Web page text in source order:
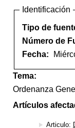
Identificación
Tipo de
Número de
Fecha:
Tema:
Ordenanza
Artículos
Articulo: